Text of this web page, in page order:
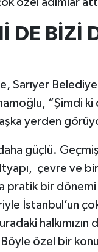
DE BİZİ
Sarıyer
“Şimdi
yerden
güçlü.
çevre ve
pratik bir
İstanbul’un
özel bir